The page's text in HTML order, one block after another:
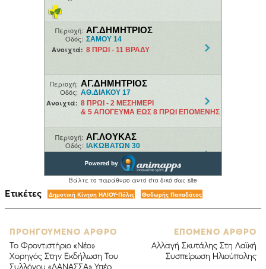
Ετικέτες Δημοτική Κίνηση ΗΛΙΟΥ-Πόλις Θοδωρής Παπαδάτος
ΠΡΟΗΓΟΥΜΕΝΟ ΑΡΘΡΟ
To Φροντιστήριο «Νέο»
Χορηγός Στην Εκδήλωση Του
Συλλόγου «ΛΑΝΑΣΣΑ» Υπέρ
ΕΠΟΜΕΝΟ ΑΡΘΡΟ
Αλλαγή Σκυτάλης Στη Λαϊκή
Συσπείρωση Ηλιούπολης